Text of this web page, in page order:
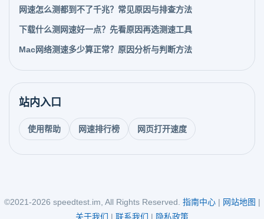
网速怎么测都到不了千兆？常见原因与排查方法
下载什么测网速好一点？先看原因再选测速工具
Mac网络测速多少算正常？原因分析与判断方法
站内入口
使用帮助 网速排行榜 网页打开速度
©2021-2026 speedtest.im, All Rights Reserved. 指南中心| 网站地图 |
关于我们 | 联系我们 | 隐私政策